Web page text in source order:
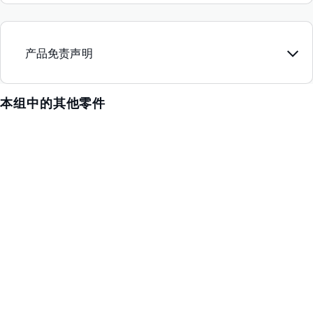
产品免责声明
本组中的其他零件